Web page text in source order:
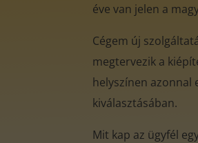
éve van jelen a
Cégem új
megtervezik a
helyszínen azonnal
kiválasztásában.
Mit kap az ügyfél